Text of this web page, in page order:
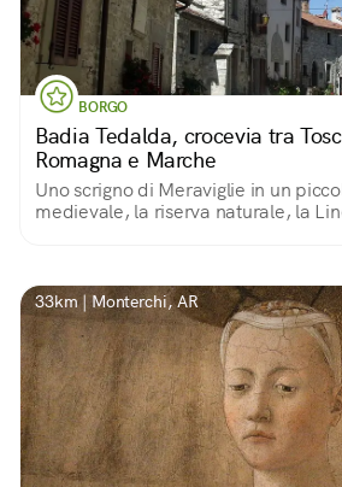
BORGO
Badia Tedalda, crocevia tra
Romagna e Marche
Uno scrigno di Meraviglie in un
medievale, la riserva naturale, la
33km | Monterchi, AR